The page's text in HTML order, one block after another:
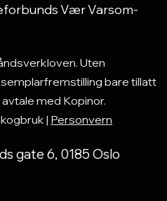
Vær Varsom-
Uten
bare tillatt
med Kopinor.
| Personvern
gate 6, 0185 Oslo